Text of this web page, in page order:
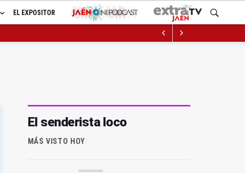
EL EXPOSITOR
El senderista loco
MÁS VISTO HOY